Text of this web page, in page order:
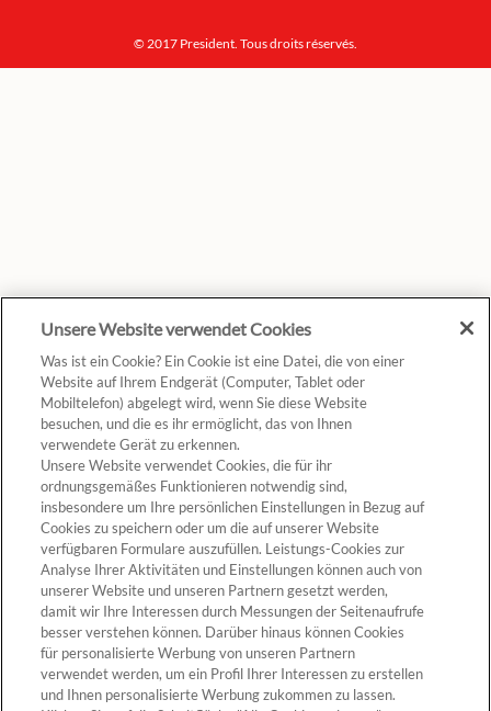
© 2017 President. Tous droits réservés.
Unsere Website verwendet Cookies
Was ist ein Cookie? Ein Cookie ist eine Datei, die von einer
Website auf Ihrem Endgerät (Computer, Tablet oder
Mobiltelefon) abgelegt wird, wenn Sie diese Website
besuchen, und die es ihr ermöglicht, das von Ihnen
verwendete Gerät zu erkennen.
Unsere Website verwendet Cookies, die für ihr
ordnungsgemäßes Funktionieren notwendig sind,
insbesondere um Ihre persönlichen Einstellungen in Bezug auf
Cookies zu speichern oder um die auf unserer Website
verfügbaren Formulare auszufüllen. Leistungs-Cookies zur
Analyse Ihrer Aktivitäten und Einstellungen können auch von
unserer Website und unseren Partnern gesetzt werden,
damit wir Ihre Interessen durch Messungen der Seitenaufrufe
besser verstehen können. Darüber hinaus können Cookies
für personalisierte Werbung von unseren Partnern
verwendet werden, um ein Profil Ihrer Interessen zu erstellen
und Ihnen personalisierte Werbung zukommen zu lassen.